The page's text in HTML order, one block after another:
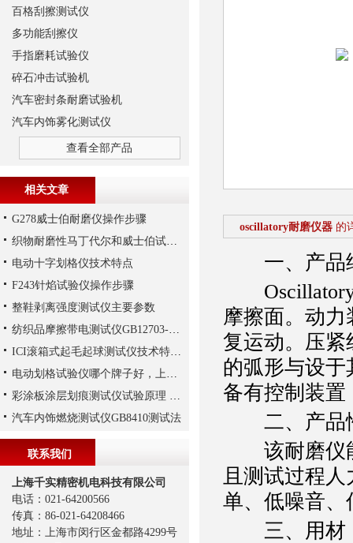
oscillatory耐磨仪器 的
一、产品
Oscillatory
摩擦面。动
复运动。压紧
的弧形与设
备有控制装
二、产品
该耐磨仪能
且测试过程
单、低噪音、
三、用材
百格刮擦测试仪
多功能刮擦仪
手指磨耗试验仪
碎石冲击试验机
汽车密封条耐磨试验机
汽车内饰雾化测试仪
查看全部产品
相关文章
G278威士伯耐磨仪操作步骤
织物耐磨性马丁代尔和威士伯试验评定方法
电动十字划格仪技术特点
F243针焰试验仪操作步骤
整鞋剥离强度测试仪主要参数
纺织品摩擦带电测试仪GB12703-91测试方法解析
ICI滚箱式起毛起球测试仪技术特点与优势特点
电动划格试验仪哪个牌子好，上海千实T110十字划格仪对标进口
彩涂板涂层划痕测试仪试验原理 单一或复合涂层耐划伤性能
汽车内饰燃烧测试仪GB8410测试法
联系我们
上海千实精密机电科技有限公司
电话：021-64200566
传真：86-021-64208466
地址：上海市闵行区金都路4299号